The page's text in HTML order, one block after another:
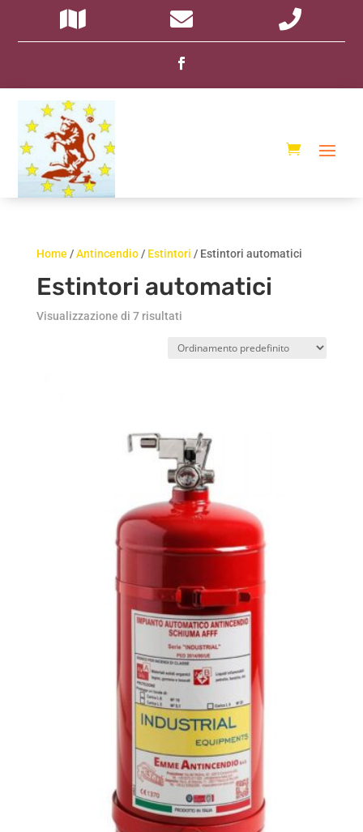
Home /Antincendio/ Estintori / Estintori automatici
Estintori automatici
Visualizzazione di 7 risultati